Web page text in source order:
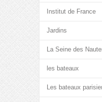
Institut de France
Jardins
La Seine des
les bateaux
Les bateaux